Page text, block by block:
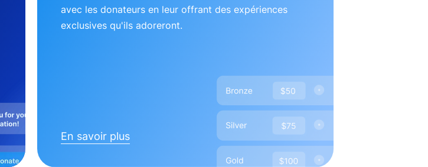
avec les donateurs en leur offrant des expériences
exclusives qu'ils adoreront.
En savoir plus